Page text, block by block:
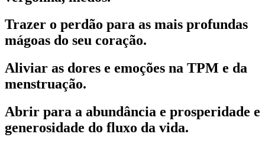
Trazer o perdão para as mais profundas
mágoas do seu coração.
Aliviar as dores e emoções na TPM e da
menstruação.
Abrir para a abundância e prosperidade e
generosidade do fluxo da vida.